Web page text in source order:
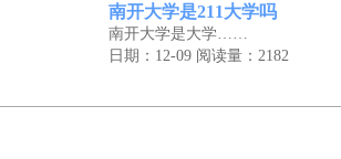
南开大学是211大学吗
南开大学是大学……
日期：12-09 阅读量：2182